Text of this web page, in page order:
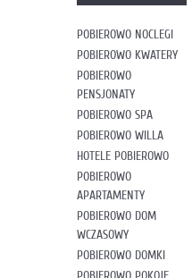
POBIEROWO NOCLEGI
POBIEROWO KWATERY
POBIEROWO
PENSJONATY
POBIEROWO SPA
POBIEROWO WILLA
HOTELE POBIEROWO
POBIEROWO
APARTAMENTY
POBIEROWO DOM
WCZASOWY
POBIEROWO DOMKI